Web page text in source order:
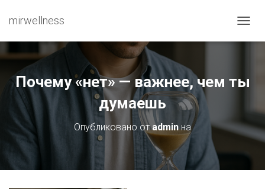
mirwellness
Почему «нет» — важнее, чем ты
думаешь
Опубликовано отadminна